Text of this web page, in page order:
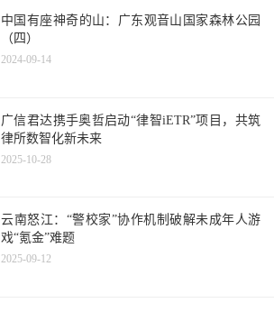
中国有座神奇的山：广东观音山国家森林公园
（四）
2024-09-14
广信君达携手奥哲启动“律智iETR”项目，共筑
律所数智化新未来
2025-10-28
云南怒江：“警校家”协作机制破解未成年人游
戏“氪金”难题
2025-09-12